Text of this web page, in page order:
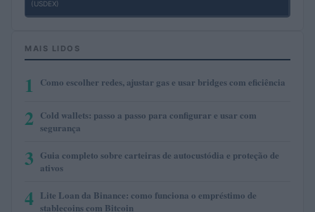
(USDEX)
MAIS LIDOS
1 Como escolher redes, ajustar gas e usar bridges com eficiência
2 Cold wallets: passo a passo para configurar e usar com
segurança
3 Guia completo sobre carteiras de autocustódia e proteção de
ativos
4 Lite Loan da Binance: como funciona o empréstimo de
stablecoins com Bitcoin